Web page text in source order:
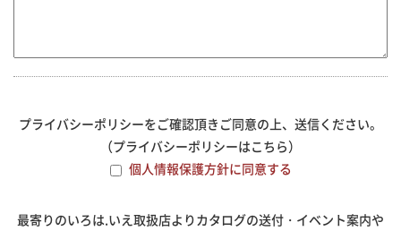
プライバシーポリシーをご確認頂きご同意の上、送信ください。
（プライバシーポリシーはこちら）
個人情報保護方針に同意する
最寄りのいろは.いえ取扱店よりカタログの送付・イベント案内や